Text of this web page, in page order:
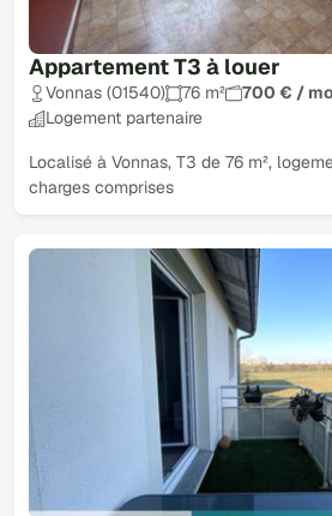
Appartement T3 à louer
Vonnas (01540) 76 m² 700 € /
Logement partenaire
Localisé à Vonnas, T3 de 76 m²,
charges comprises